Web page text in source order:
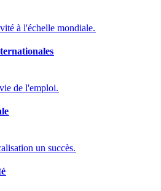
à l'échelle mondiale.​​
de l'emploi.​​
un succès.​​